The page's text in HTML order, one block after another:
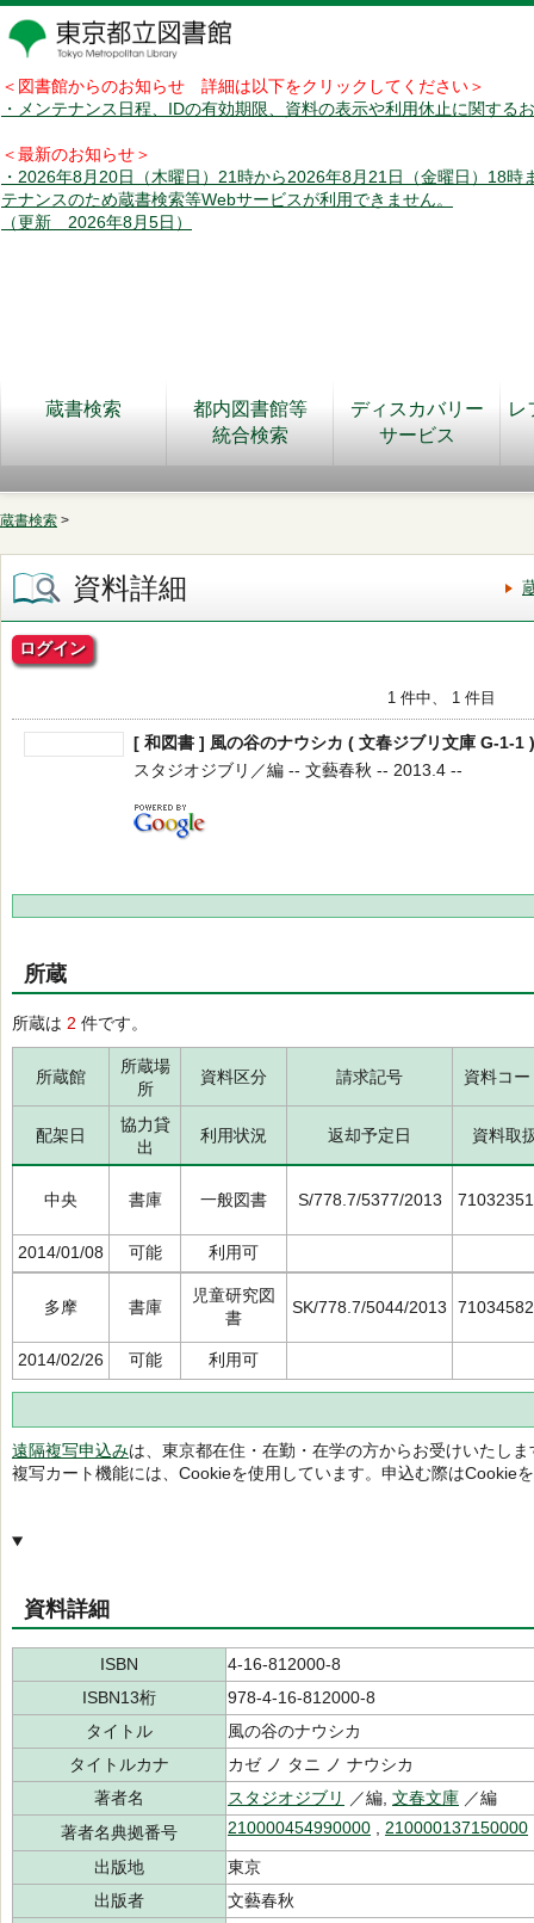
＜図書館からのお知らせ 詳細は以下をクリックしてください＞
・メンテナンス日程、IDの有効期限、資料の表示や利用休止に関する
＜最新のお知らせ＞
・2026年8月20日（木曜日）21時から2026年8月21日（金曜日）18時
テナンスのため蔵書検索等Webサービスが利用できません。
（更新 2026年8月5日）
蔵書検索
都内図書館等
統合検索
ディスカバリー
サービス
レ
蔵書検索 >
資料詳細
ログイン
1 件中、 1 件目
[ 和図書 ] 風の谷のナウシカ ( 文春ジブリ文庫 G-1-1 )
スタジオジブリ／編 -- 文藝春秋 -- 2013.4 --
所蔵
所蔵は 2 件です。
所蔵館
所蔵場
所
資料区分 請求記号 資料コー
配架日
協力貸
出
利用状況 返却予定日 資料取
中央 書庫 一般図書 S/778.7/5377/2013
2014/01/08 可能 利用可
多摩 書庫
児童研究図
書
SK/778.7/5044/2013
2014/02/26 可能 利用可
遠隔複写申込みは、東京都在住・在勤・在学の方からお受けいたしま
複写カート機能には、Cookieを使用しています。申込む際はCookie
資料詳細
ISBN
4-16-812000-8
ISBN13桁
978-4-16-812000-8
タイトル
風の谷のナウシカ
タイトルカナ
カゼ ノ タニ ノ ナウシカ
著者名
スタジオジブリ ／編, 文春文庫 ／編
著者名典拠番号
210000454990000 210000137150000
出版地
東京
出版者
文藝春秋